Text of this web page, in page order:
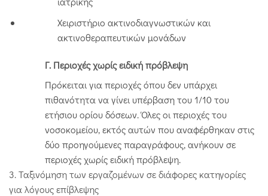
Χειριστήριο ακτινοδιαγνωστικών και
ακτινοθεραπευτικών μονάδων
Γ. Περιοχές χωρίς ειδική πρόβλεψη
Πρόκειται για περιοχές όπου δεν υπάρχει
πιθανότητα να γίνει υπέρβαση του 1/10 του
ετήσιου ορίου δόσεων. Όλες οι περιοχές του
νοσοκομείου, εκτός αυτών που αναφέρθηκαν στις
δύο προηγούμενες παραγράφους, ανήκουν σε
περιοχές χωρίς ειδική πρόβλεψη.
3. Ταξινόμηση των εργαζομένων σε διάφορες κατηγορίες
για λόγους επίβλεψης